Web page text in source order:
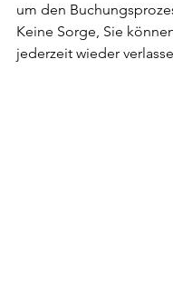
um den
Keine Sorge, Sie
jederzeit wieder